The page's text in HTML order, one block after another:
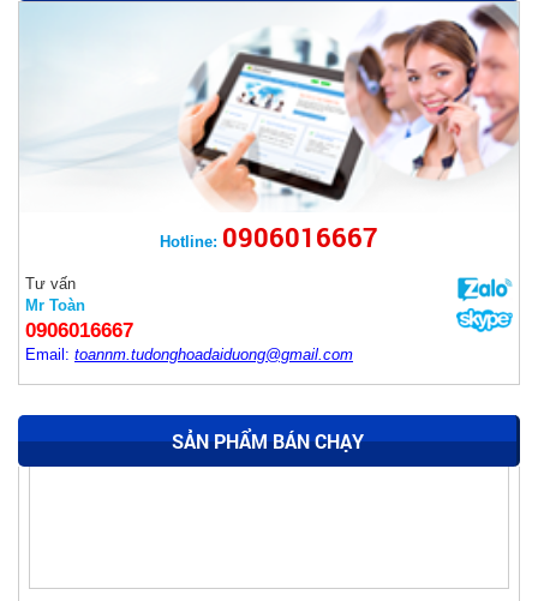
Hotline: 0906016667
Tư vấn
Mr Toàn
0906016667
Email: toannm.tudonghoadaiduong@gmail.com
SẢN PHẨM BÁN CHẠY